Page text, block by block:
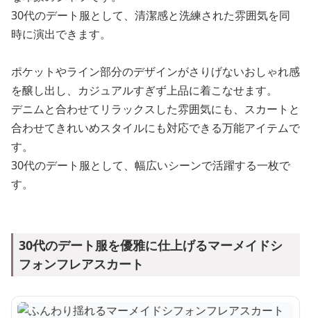
30代のデート服として、清潔感と洗練された雰囲気を同
時に演出できます。
ポケットやライン部分のデザインがさりげないおしゃれ感
を醸し出し、カジュアルすぎず上品に着こなせます。
デニムと合わせてリラックスした雰囲気にも、スカートと
合わせてきれいめスタイルにも対応できる万能アイテムで
す。
30代のデート服として、幅広いシーンで活躍する一枚で
す。
30代のデート服を優雅に仕上げるマーメイドシ
フォンフレアスカート